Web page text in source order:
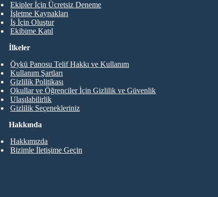
Ekipler İçin Ücretsiz Deneme
İşletme Kaynakları
İş İçin Oluştur
Ekibime Katıl
Hakkında
Hakkımızda
Bizimle İletişime Geçin
İlkeler
Öykü Panosu Telif Hakkı ve Kullanım
Kullanım Şartları
Gizlilik Politikası
Okullar ve Öğrenciler İçin Gizlilik ve Güvenlik
Ulaşılabilirlik
Gizlilik Seçenekleriniz